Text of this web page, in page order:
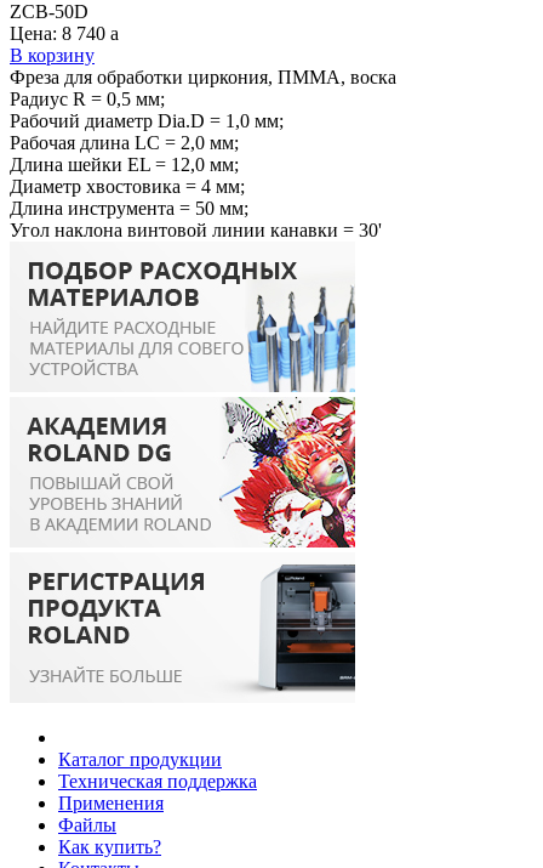
ZCB-50D
Цена: 8 740 a
В корзину
Фреза для обработки циркония, ПММА, воска
Радиус R = 0,5 мм;
Рабочий диаметр Dia.D = 1,0 мм;
Рабочая длина LC = 2,0 мм;
Длина шейки EL = 12,0 мм;
Диаметр хвостовика = 4 мм;
Длина инструмента = 50 мм;
Угол наклона винтовой линии канавки = 30'
Каталог продукции
Техническая поддержка
Применения
Файлы
Как купить?